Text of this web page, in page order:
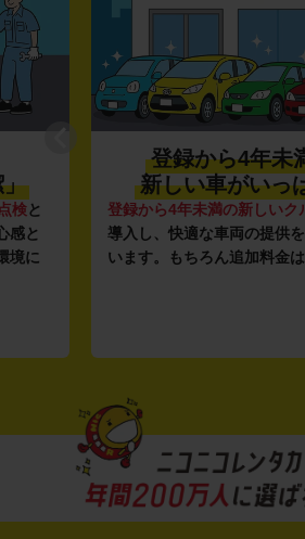
」
検と
感と
境に
登録から4年未
新しい車がいっ
登録から4年未満の新しいク
導入し、快適な車両の提供
います。もちろん追加料金は